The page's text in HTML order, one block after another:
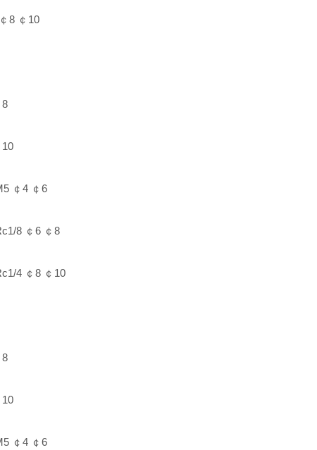
8 ￠10
8
￠4 ￠6
8 ￠6 ￠8
4 ￠8 ￠10
8
￠4 ￠6